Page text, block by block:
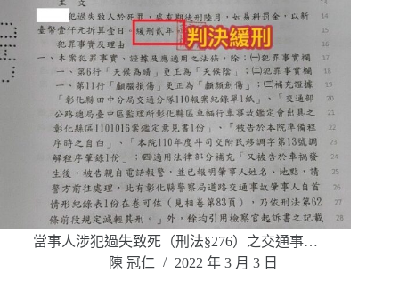
當事人涉犯過失致死（刑法§276）之交通事…
陳 冠仁
2022 年 3 月 3 日